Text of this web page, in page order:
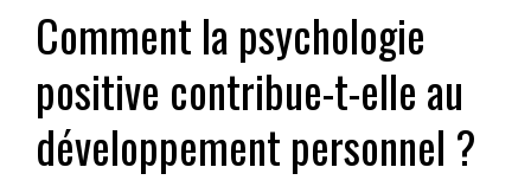
Comment la psychologie
positive contribue-t-elle au
développement personnel ?